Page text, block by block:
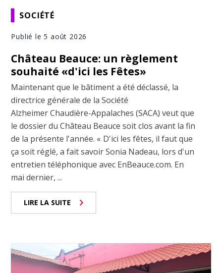
SOCIÉTÉ
Publié le 5 août 2026
Château Beauce: un règlement
souhaité «d'ici les Fêtes»
Maintenant que le bâtiment a été déclassé, la
directrice générale de la Société
Alzheimer Chaudière-Appalaches (SACA) veut que
le dossier du Château Beauce soit clos avant la fin
de la présente l'année. « D'ici les fêtes, il faut que
ça soit réglé, a fait savoir Sonia Nadeau, lors d'un
entretien téléphonique avec EnBeauce.com. En
mai dernier, ...
LIRE LA SUITE